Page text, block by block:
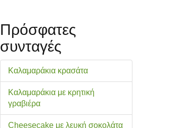
Πρόσφατες
συνταγές
Καλαμαράκια κρασάτα
Καλαμαράκια με κρητική
γραβιέρα
Cheesecake με λευκή σοκολάτα